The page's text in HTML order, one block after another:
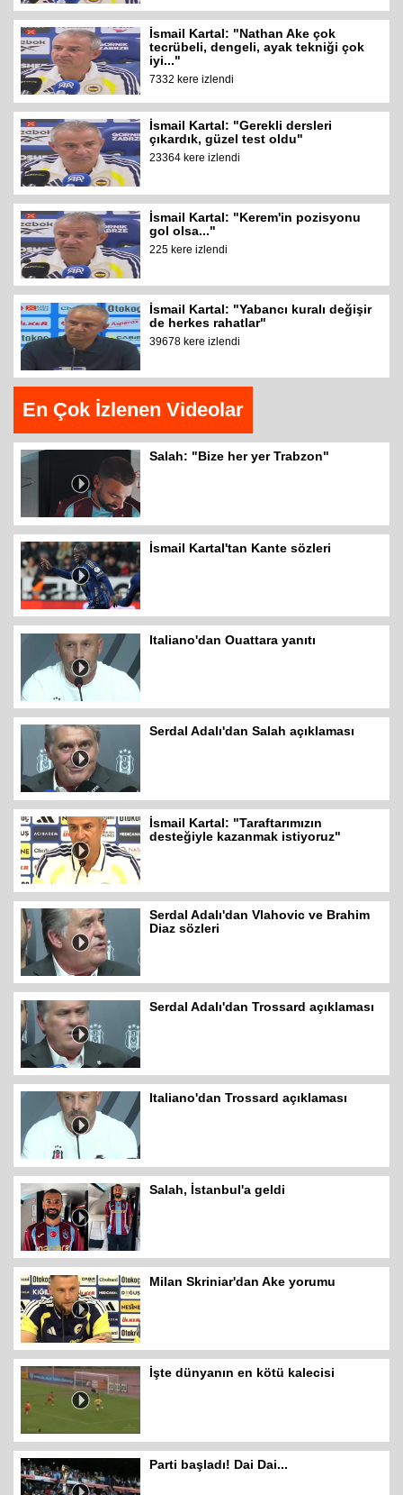
İsmail Kartal: "Nathan Ake çok
tecrübeli, dengeli, ayak tekniği çok
iyi..."
7332 kere izlendi
İsmail Kartal: "Gerekli dersleri
çıkardık, güzel test oldu"
23364 kere izlendi
İsmail Kartal: "Kerem'in pozisyonu
gol olsa..."
225 kere izlendi
İsmail Kartal: "Yabancı kuralı değişir
de herkes rahatlar"
39678 kere izlendi
En Çok İzlenen Videolar
Salah: "Bize her yer Trabzon"
İsmail Kartal'tan Kante sözleri
Italiano'dan Ouattara yanıtı
Serdal Adalı'dan Salah açıklaması
İsmail Kartal: "Taraftarımızın
desteğiyle kazanmak istiyoruz"
Serdal Adalı'dan Vlahovic ve Brahim
Diaz sözleri
Serdal Adalı'dan Trossard açıklaması
Italiano'dan Trossard açıklaması
Salah, İstanbul'a geldi
Milan Skriniar'dan Ake yorumu
İşte dünyanın en kötü kalecisi
Parti başladı! Dai Dai...